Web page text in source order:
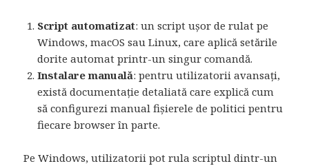
Script automatizat: un script ușor de rulat pe
Windows, macOS sau Linux, care aplică setările
dorite automat printr-un singur comandă.
Instalare manuală: pentru utilizatorii avansați,
există documentație detaliată care explică cum
să configurezi manual fișierele de politici pentru
fiecare browser în parte.
Pe Windows, utilizatorii pot rula scriptul dintr-un